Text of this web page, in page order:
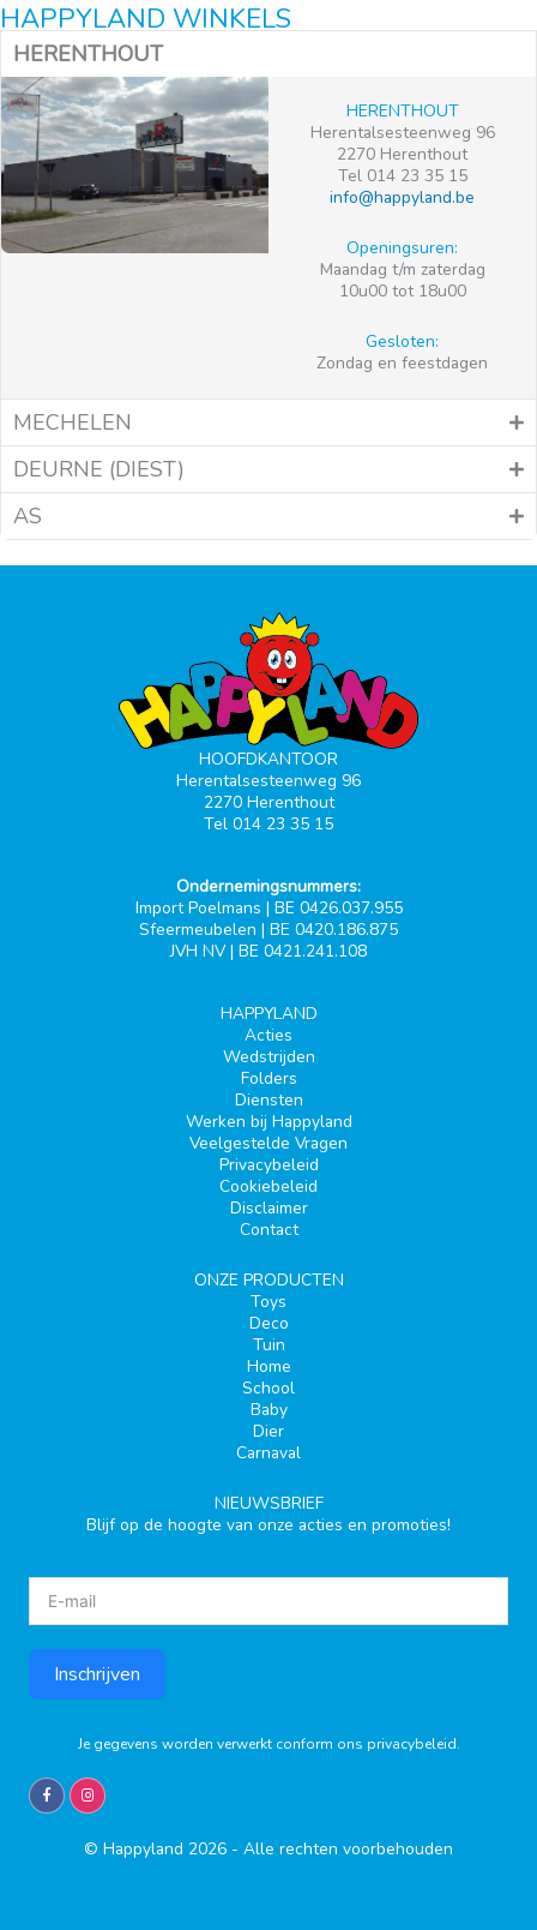
HAPPYLAND WINKELS
HERENTHOUT
HERENTHOUT
Herentalsesteenweg 96
2270 Herenthout
Tel 014 23 35 15
info@happyland.be
Openingsuren:
Maandag t/m zaterdag
10u00 tot 18u00
Gesloten:
Zondag en feestdagen
MECHELEN
DEURNE (DIEST)
AS
HOOFDKANTOOR
Herentalsesteenweg 96
2270 Herenthout
Tel 014 23 35 15
Ondernemingsnummers:
Import Poelmans | BE 0426.037.955
Sfeermeubelen | BE 0420.186.875
JVH NV | BE 0421.241.108
HAPPYLAND
Acties
Wedstrijden
Folders
Diensten
Werken bij Happyland
Veelgestelde Vragen
Privacybeleid
Cookiebeleid
Disclaimer
Contact
ONZE PRODUCTEN
Toys
Deco
Tuin
Home
School
Baby
Dier
Carnaval
NIEUWSBRIEF
Blijf op de hoogte van onze acties en promoties!
Inschrijven
Je gegevens worden verwerkt conform ons privacybeleid.
© Happyland 2026 - Alle rechten voorbehouden